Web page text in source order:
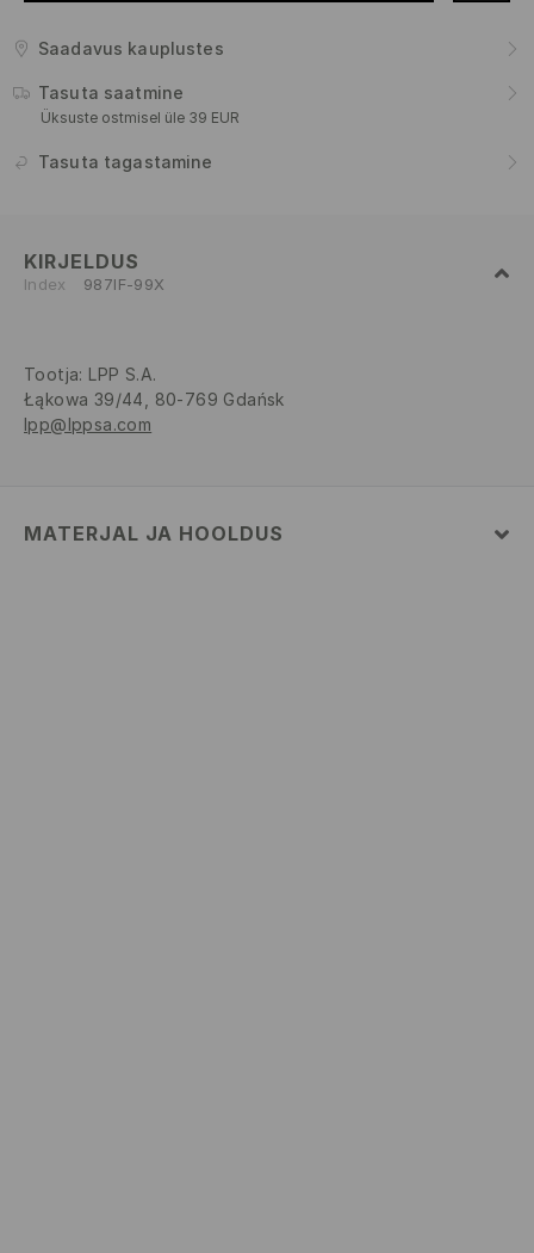
Saadavus kauplustes
Tasuta saatmine
Üksuste ostmisel üle 39 EUR
Tasuta tagastamine
KIRJELDUS
Index 987IF-99X
Tootja: LPP S.A.
Łąkowa 39/44, 80-769 Gdańsk
lpp@lppsa.com
MATERJAL JA HOOLDUS